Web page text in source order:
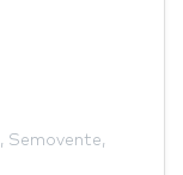
, Semovente,